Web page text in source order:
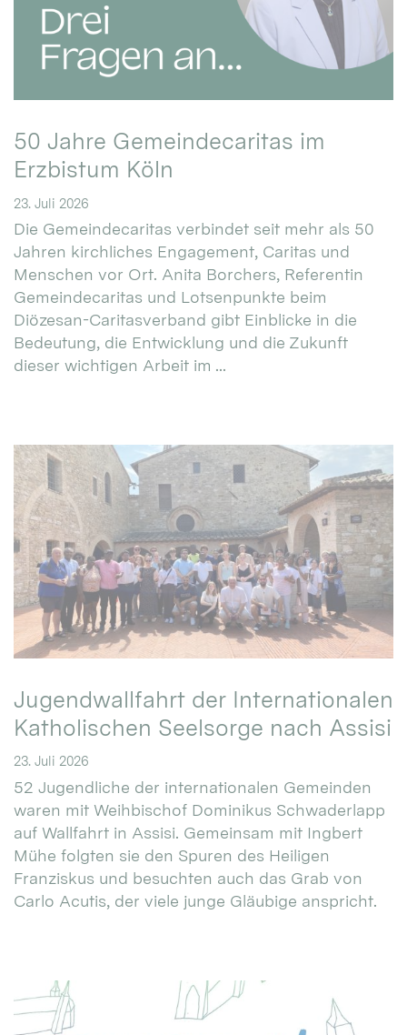
50 Jahre Gemeindecaritas im
Erzbistum Köln
23. Juli 2026
Die Gemeindecaritas verbindet seit mehr als 50
Jahren kirchliches Engagement, Caritas und
Menschen vor Ort. Anita Borchers, Referentin
Gemeindecaritas und Lotsenpunkte beim
Diözesan-Caritasverband gibt Einblicke in die
Bedeutung, die Entwicklung und die Zukunft
dieser wichtigen Arbeit im ...
Jugendwallfahrt der Internationalen
Katholischen Seelsorge nach Assisi
23. Juli 2026
52 Jugendliche der internationalen Gemeinden
waren mit Weihbischof Dominikus Schwaderlapp
auf Wallfahrt in Assisi. Gemeinsam mit Ingbert
Mühe folgten sie den Spuren des Heiligen
Franziskus und besuchten auch das Grab von
Carlo Acutis, der viele junge Gläubige anspricht.